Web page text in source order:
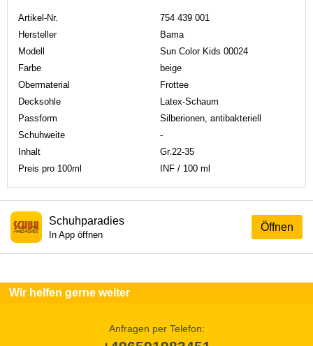
Artikel-Nr.
754 439 001
Hersteller
Bama
Modell
Sun Color Kids 00024
Farbe
beige
Obermaterial
Frottee
Decksohle
Latex-Schaum
Passform
Silberionen, antibakteriell
Schuhweite
-
Inhalt
Gr.22-35
Preis pro 100ml
INF / 100 ml
Öffnen
Schuhparadies
In App öffnen
Wir helfen gerne weiter
Anfragen per Telefon: